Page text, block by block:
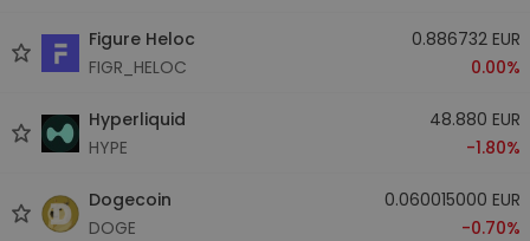
Figure Heloc
FIGR_HELOC
0.886732 EUR
0.00%
Hyperliquid
HYPE
48.880 EUR
-1.80%
Dogecoin
DOGE
0.060015000 EUR
-0.70%